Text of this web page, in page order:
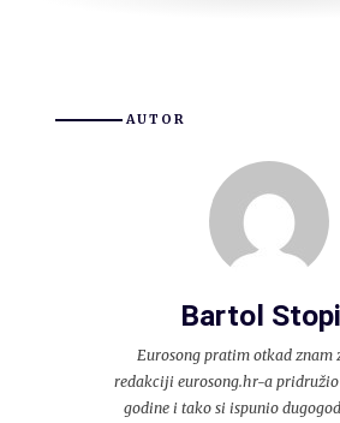
AUTOR
Bartol
Eurosong pratim otkad znam
redakciji eurosong.hr-a pridružio
godine i tako si ispunio